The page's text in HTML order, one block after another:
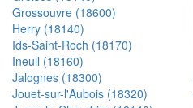
Grossouvre (18600)
Herry (18140)
Ids-Saint-Roch (18170)
Ineuil (18160)
Jalognes (18300)
Jouet-sur-l'Aubois (18320)